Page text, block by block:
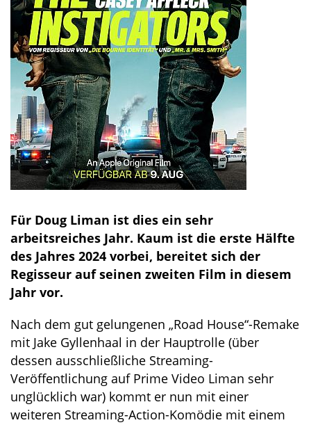
Für Doug Liman ist dies ein sehr
arbeitsreiches Jahr. Kaum ist die erste Hälfte
des Jahres 2024 vorbei, bereitet sich der
Regisseur auf seinen zweiten Film in diesem
Jahr vor.
Nach dem gut gelungenen „Road House“-Remake
mit Jake Gyllenhaal in der Hauptrolle (über
dessen ausschließliche Streaming-
Veröffentlichung auf Prime Video Liman sehr
unglücklich war) kommt er nun mit einer
weiteren Streaming-Action-Komödie mit einem